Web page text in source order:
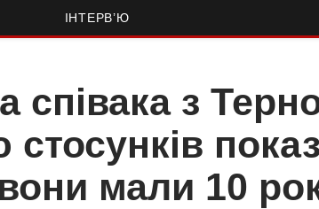
ІНТЕРВ’Ю
співака з
стосунків
мали 10